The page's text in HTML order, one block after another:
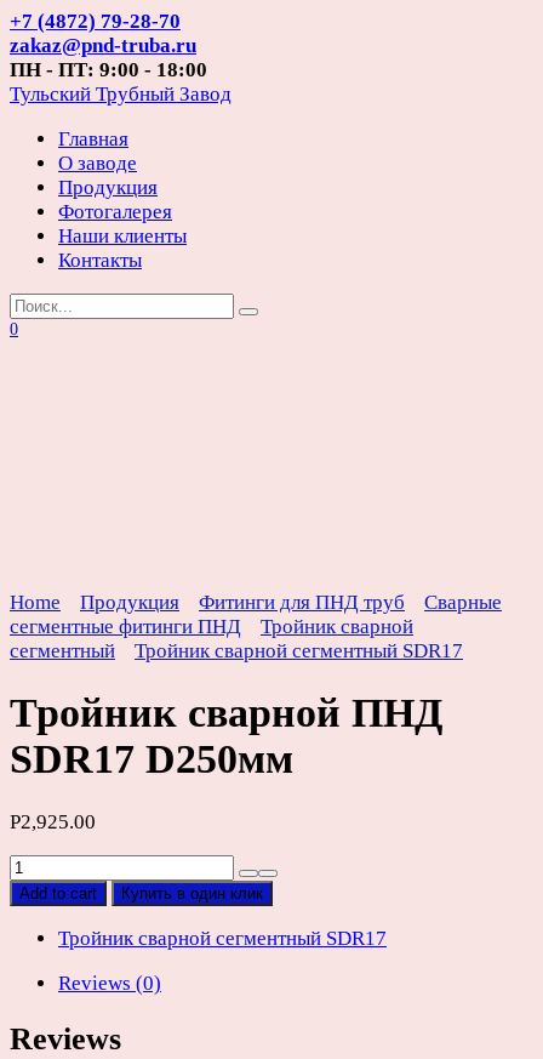
Перейти
к
содержанию
+7 (4872) 79-28-70
zakaz@pnd-truba.ru
ПН - ПТ: 9:00 - 18:00
Тульский Трубный Завод
Главная
О заводе
Продукция
Фотогалерея
Наши клиенты
Контакты
Search
for:
0
Home Продукция Фитинги для ПНД труб
Сварные
сегментные фитинги ПНД
Тройник сварной
сегментный
Тройник сварной сегментный SDR17
Тройник сварной ПНД
SDR17 D250мм
Р2,925.00
Тройник
сварной
SDR17
quantity
Add to cart Купить в один клик
Тройник сварной сегментный SDR17
Reviews (0)
Reviews